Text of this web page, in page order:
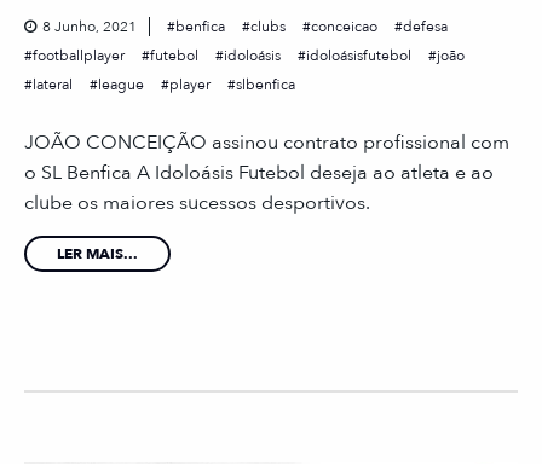
8 Junho, 2021 benfica clubs conceicao
defesa
footballplayer
futebol idoloásis idoloásisfutebol
joão
lateral
league player slbenfica
JOÃO CONCEIÇÃO assinou contrato profissional com
o SL Benfica A Idoloásis Futebol deseja ao atleta e ao
clube os maiores sucessos desportivos.
LER MAIS...